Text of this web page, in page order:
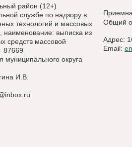
район (12+)
службе по надзору в
технологий и массовых
наименование: выписка из
средств массовой
муниципального округа
И.В.
Общий
Адрес:
Email: